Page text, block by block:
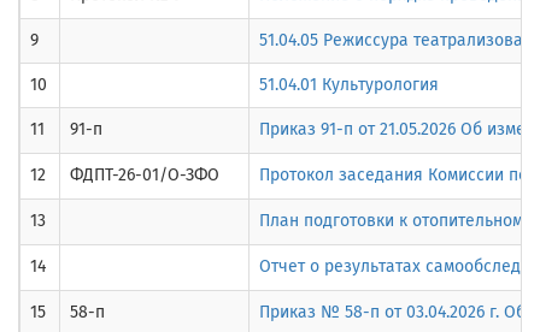
9 51.04.05 Режиссура
10 51.04.01 Культурология
11 91-п Приказ 91-п от 21.05.2026 Об
12 ФДПТ-26-01/О-ЗФО Протокол заседания Комиссии по
13 План подготовки к отопительному
14 Отчет о результатах
15 58-п Приказ № 58-п от 03.04.2026 г. Об